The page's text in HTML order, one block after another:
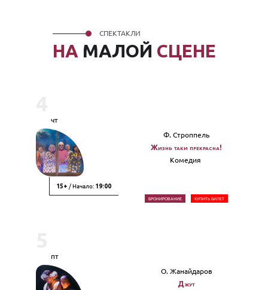
НА МАЛОЙ СЦЕНЕ
СПЕКТАКЛИ
чт
15+ / Начало: 19:00
Ф. Строппель
Жизнь таки прекрасна!
Комедия
БРОНИРОВАНИЕ КУПИТЬ БИЛЕТ
пт
О. Жанайдаров
Джут